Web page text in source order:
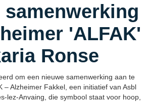
samenwerking
'ALFAK'
Ronse
om een nieuwe samenwerking aan te
– Alzheimer Fakkel, een initiatief van Asbl
lez-Anvaing, die symbool staat voor hoop,